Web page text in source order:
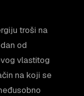
troši na
od
vlastitog
na koji se